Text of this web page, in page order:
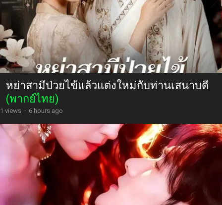
หย่าสามีป่วยไข้แล้วแต่งใหม่กับท่านเสนาบดี
(พากย์ไทย)
1 views · 6 hours ago